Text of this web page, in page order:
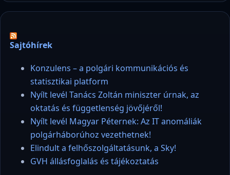
Sajtóhírek
Konzulens – a polgári kommunikációs és
statisztikai platform
Nyílt levél Tanács Zoltán miniszter úrnak, az
oktatás és függetlenség jövőjéről!
Nyílt levél Magyar Péternek: Az IT anomáliák
polgárháborúhoz vezethetnek!
Elindult a felhőszolgáltatásunk, a Sky!
GVH állásfoglalás és tájékoztatás